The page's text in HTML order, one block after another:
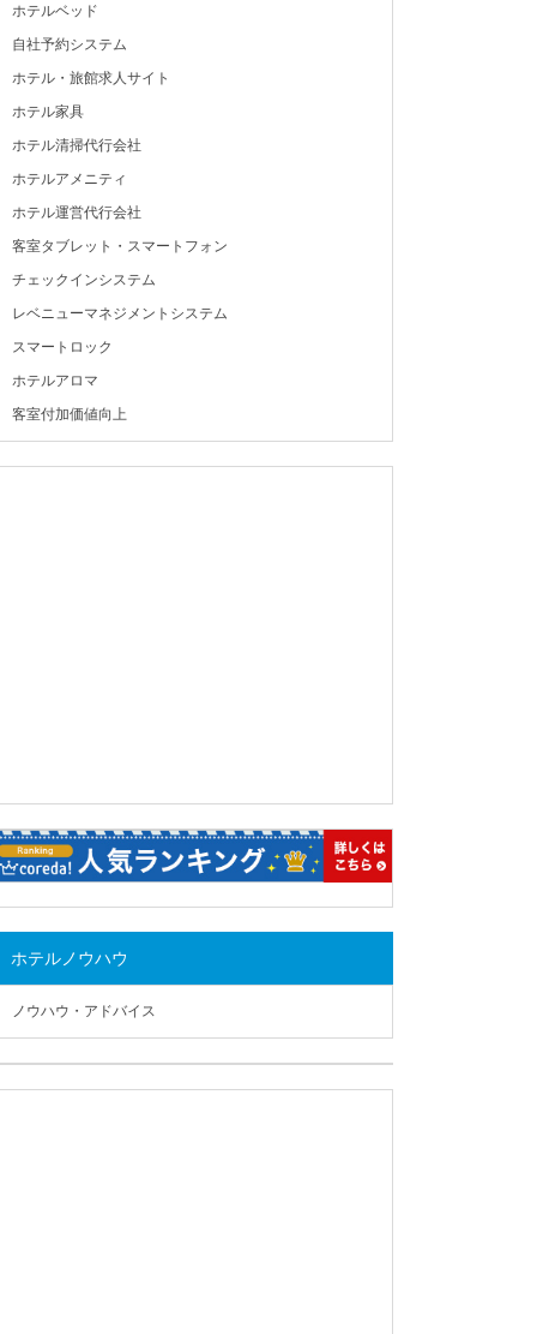
ホテルベッド
自社予約システム
ホテル・旅館求人サイト
ホテル家具
ホテル清掃代行会社
ホテルアメニティ
ホテル運営代行会社
客室タブレット・スマートフォン
チェックインシステム
レベニューマネジメントシステム
スマートロック
ホテルアロマ
客室付加価値向上
ホテルノウハウ
ノウハウ・アドバイス